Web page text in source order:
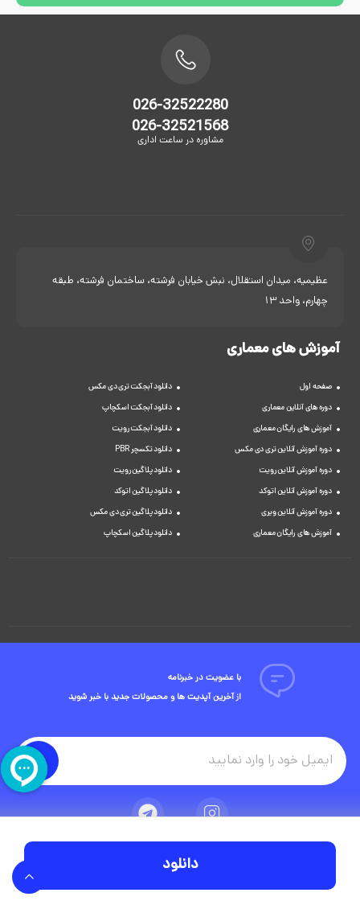
دانلود
026-32522280
026-32521568
مشاوره در ساعت اداری
عظیمیه، میدان استقلال، نبش خیابان فرشته، ساختمان فرشته، طبقه
چهارم، واحد 13
آموزش های معماری
صفحه اول
دوره های آنلاین معماری
آموزش های رایگان معماری
دوره آموزش آنلاین تری دی مکس
دوره آموزش آنلاین رویت
دوره آموزش آنلاین اتوکد
دوره آموزش آنلاین ویری
آموزش های رایگان معماری
دانلود آبجکت تری دی مکس
دانلود آبجکت اسکچاپ
دانلود آبجکت رویت
دانلود تکسچر PBR
دانلود پلاگین رویت
دانلود پلاگین اتوکد
دانلود پلاگین تری دی مکس
دانلود پلاگین اسکچاپ
با عضویت در خبرنامه
از آخرین آپدیت ها و محصولات جدید با خبر شوید
تمامی حقوق مادی و معنوی این وبسایت متعلق به شرکت ویوید ویژوال است.